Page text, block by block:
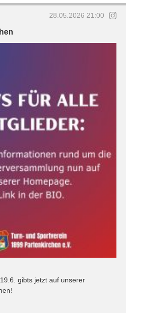
28.05.2026 21:00
gibts jetzt auf unserer